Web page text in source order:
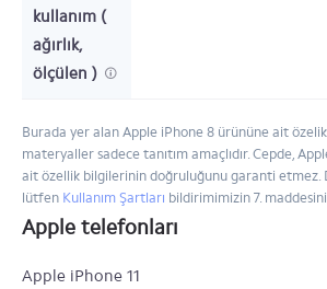
kullanım (
ağırlık,
ölçülen )
Burada yer alan Apple iPhone 8 ürününe ait
materyaller sadece tanıtım amaçlıdır. Cepde,
ait özellik bilgilerinin doğruluğunu garanti etmez.
lütfen Kullanım Şartları bildirimimizin 7.
Apple telefonları
Apple iPhone 11